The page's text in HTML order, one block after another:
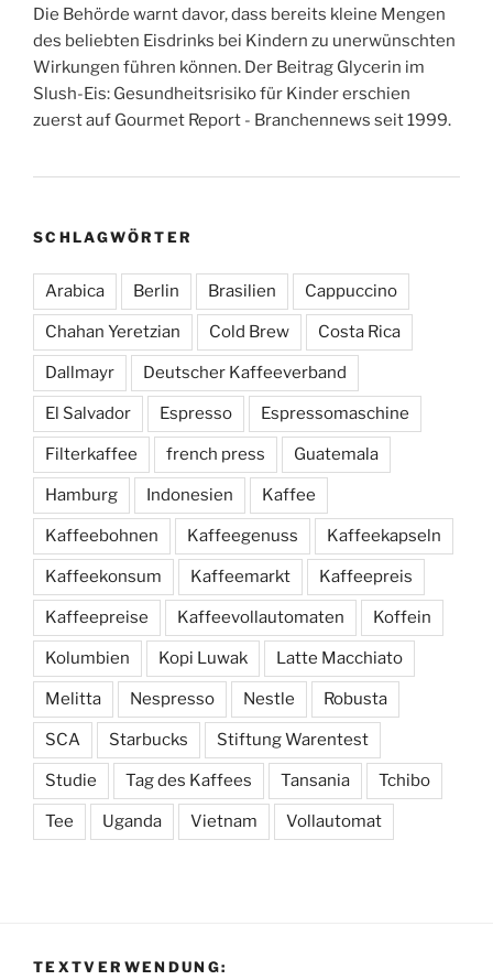
Die Behörde warnt davor, dass bereits kleine Mengen
des beliebten Eisdrinks bei Kindern zu unerwünschten
Wirkungen führen können. Der Beitrag Glycerin im
Slush-Eis: Gesundheitsrisiko für Kinder erschien
zuerst auf Gourmet Report - Branchennews seit 1999.
SCHLAGWÖRTER
Arabica Berlin Brasilien Cappuccino
Chahan Yeretzian Cold Brew Costa Rica
Dallmayr Deutscher Kaffeeverband
El Salvador Espresso Espressomaschine
Filterkaffee french press Guatemala
Hamburg Indonesien Kaffee
Kaffeebohnen Kaffeegenuss Kaffeekapseln
Kaffeekonsum Kaffeemarkt Kaffeepreis
Kaffeepreise Kaffeevollautomaten Koffein
Kolumbien Kopi Luwak Latte Macchiato
Melitta Nespresso Nestle Robusta
SCA Starbucks Stiftung Warentest
Studie Tag des Kaffees Tansania Tchibo
Tee Uganda Vietnam Vollautomat
TEXTVERWENDUNG: